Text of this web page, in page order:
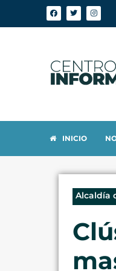
INICIO
Alcaldía